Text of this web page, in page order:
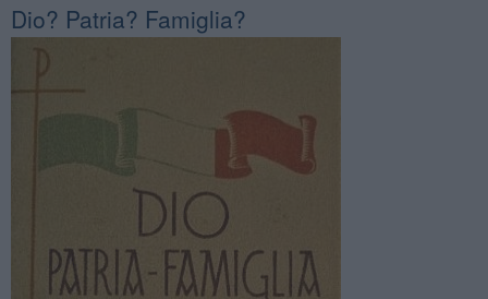
​Dio? Patria? Famiglia?